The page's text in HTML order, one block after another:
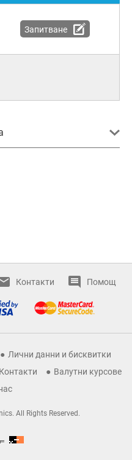
Запитване
Контакти Помощ
Лични данни и бисквитки
Контакти
Валутни курсове
All Rights Reserved.